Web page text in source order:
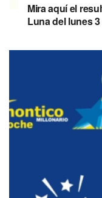
Mira aquí el
Luna del lunes